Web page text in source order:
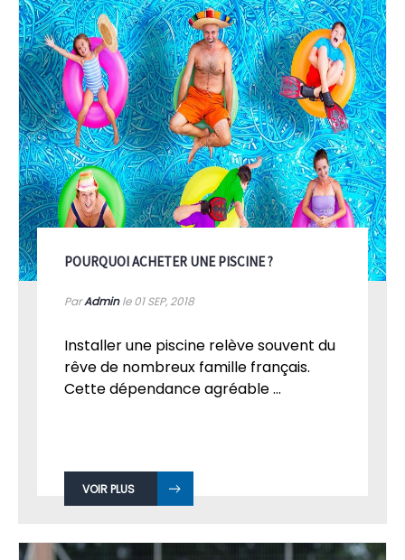
POURQUOI ACHETER UNE PISCINE ?
ParAdminle 01SEP, 2018
Installer une piscine relève souvent du
rêve de nombreux famille français.
Cette dépendance agréable ...
VOIR PLUS